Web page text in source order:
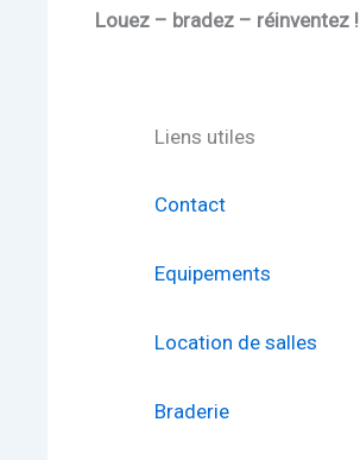
Louez – bradez – réinventez !
Liens utiles
Contact
Equipements
Location de salles
Braderie